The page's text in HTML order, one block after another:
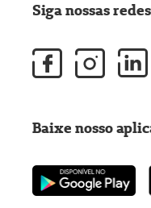
Siga nossas
Baixe nosso